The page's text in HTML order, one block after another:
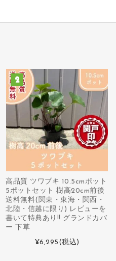
高品質 ツワブキ 10.5cmポット
5ポットセット 樹高20cm前後
送料無料(関東・東海・関西・
北陸・信越に限り) レビューを
書いて特典あり!! グランドカバ
ー 下草
¥6,295 (税込)